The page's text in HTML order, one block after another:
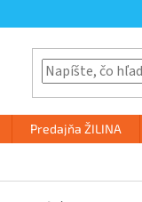
Predajňa ŽILINA